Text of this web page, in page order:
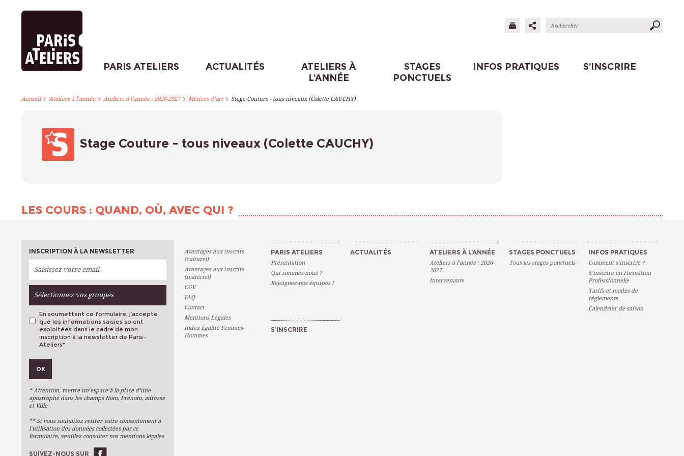
PARIS ATELIERS ACTUALITÉS
ATELIERS À
L’ANNÉE
STAGES
PONCTUELS
INFOS PRATIQUES S’INSCRIRE
Accueil> Ateliers à l’année> Ateliers à l’année : 2026-2027> Métiers d’art> Stage Couture - tous niveaux (Colette CAUCHY)
Stage Couture - tous niveaux (Colette CAUCHY)
LES COURS : QUAND, OÙ, AVEC QUI ?
INSCRIPTION À LA NEWSLETTER
Sélectionnez vos groupes
Métiers D'art
Arts Du Texte
Stages Ponctuels
Ateliers À L'année
En soumettant ce formulaire, j’accepte
que les informations saisies soient
exploitées dans le cadre de mon
inscription à la newsletter de Paris-
Ateliers*
OK
* Attention, mettre un espace à la place d’une
apostrophe dans les champs Nom, Prénom, adresse
et Ville
** Si vous souhaitez retirer votre consentement à
l’utilisation des données collectées par ce
formulaire, veuillez consulter nos mentions légales
SUIVEZ-NOUS SUR
Avantages aux inscrits
(culturel)
Avantages aux inscrits
(matériel)
CGV
FAQ
Contact
Mentions Légales
Index Égalité Femmes-
Hommes
PARIS ATELIERS
Présentation
Qui sommes-nous ?
Rejoignez-nos équipes !
ACTUALITÉS ATELIERS À L’ANNÉE
Ateliers à l’année : 2026-
2027
Intervenants
STAGES PONCTUELS
Tous les stages ponctuels
INFOS PRATIQUES
Comment s’inscrire ?
S’inscrire en Formation
Professionnelle
Tarifs et modes de
règlements
Calendrier de saison
S’INSCRIRE